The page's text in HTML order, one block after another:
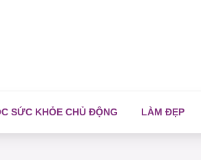
SỨC KHỎE CHỦ ĐỘNG LÀM ĐẸP